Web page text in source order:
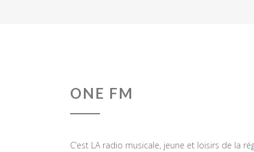
ONE FM
C’est LA radio musicale, jeune et loisirs de la